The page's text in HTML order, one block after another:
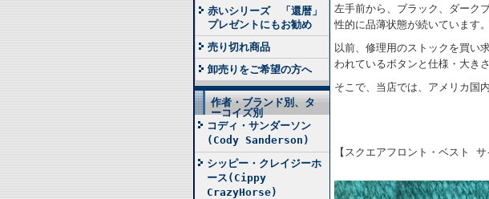
赤いシリーズ 「還暦」
プレゼントにもお勧め
売り切れ商品
卸売りをご希望の方へ
作者・ブランド別、タ
ーコイズ別
コディ・サンダーソン
(Cody Sanderson)
シッピー・クレイジーホ
ース(Cippy
CrazyHorse)
左手前から、ブラック、ダーク
性的に品薄状態が続いています
以前、修理用のストックを買い
われているボタンと仕様・大き
そこで、当店では、アメリカ国
【スクエアフロント・ベスト サ